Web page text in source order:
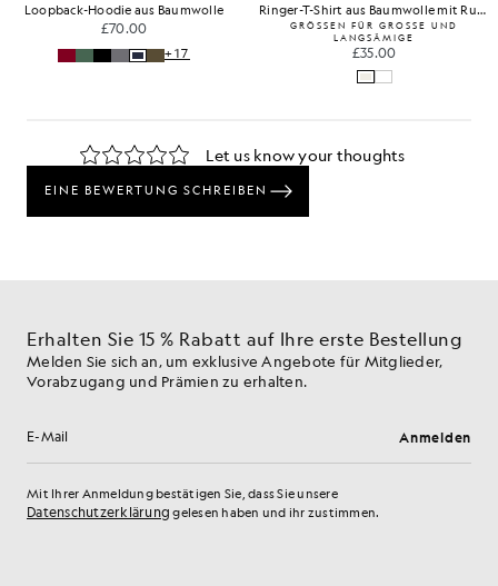
Loopback-Hoodie aus Baumwolle
£70.00
+17
Ringer-T-Shirt aus Baumwolle mit Rundhalsausschnitt
GRÖSSEN FÜR GROSSE UND
LANGSÄMIGE
£35.00
Erhalten Sie 15 % Rabatt auf Ihre erste Bestellung
Melden Sie sich an, um exklusive Angebote für Mitglieder,
Vorabzugang und Prämien zu erhalten.
E-Mail-Adresse Anmelden
Mit Ihrer Anmeldung bestätigen Sie, dass Sie unsere
Datenschutzerklärung gelesen haben und ihr zustimmen.